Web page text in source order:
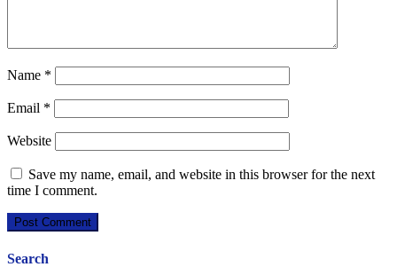
Name *
Email *
Website
Save my name, email, and website in this browser for the next
time I comment.
Search